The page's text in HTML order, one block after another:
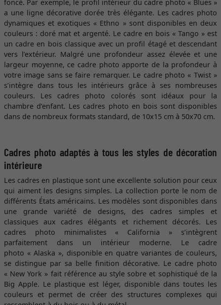
foncé. Par exemple, le profil intérieur du cadre photo « Blues »
a une ligne décorative dorée très élégante. Les cadres photo
dynamiques et exotiques « Ethno » sont disponibles en deux
couleurs : doré mat et argenté. Le cadre en bois « Tango » est
un cadre en bois classique avec un profil étagé et descendant
vers l’extérieur. Malgré une profondeur assez élevée et une
largeur moyenne, ce cadre photo apporte de la profondeur à
votre image sans se faire remarquer. Le cadre photo « Twist »
s’intègre dans tous les intérieurs grâce à ses nombreuses
couleurs. Les cadres photo colorés sont idéaux pour la
chambre d’enfant. Les cadres photo en bois sont disponibles
dans de nombreux formats standard, de 10x15 cm à 50x70 cm.
Cadres photo adaptés à tous les styles de décoration
intérieure
Les cadres en plastique sont une excellente solution pour ceux
qui aiment les designs simples. La collection porte le nom de
différents États américains. Les modèles sont disponibles dans
une grande variété de designs, des cadres simples et
classiques aux cadres élégants et richement décorés. Les
cadres photo minimalistes « California » s’intègrent
parfaitement dans un intérieur moderne. Le cadre
photo « Alaska », disponible en quatre variantes de couleurs,
se distingue par sa belle finition décorative. Le cadre photo
« New York » fait référence au style sobre et sophistiqué de la
Big Apple. Le plastique est léger, disponible dans toutes les
couleurs et permet de créer des structures complexes qui